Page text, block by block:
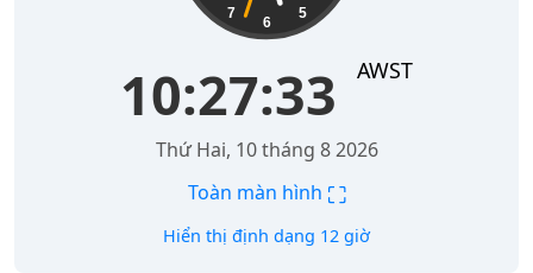
5
6
7
10:27:33 AWST
Thứ Hai, 10 tháng 8 2026
Toàn màn hình ⛶
Hiển thị định dạng 12 giờ